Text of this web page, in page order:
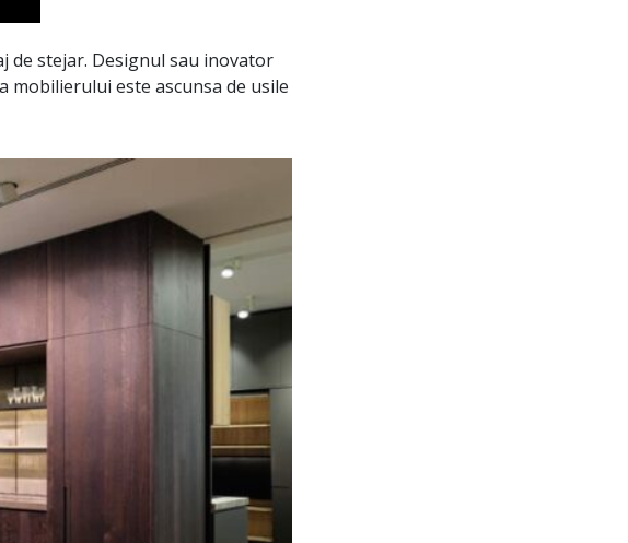
de stejar. Designul sau inovator
este ascunsa de usile